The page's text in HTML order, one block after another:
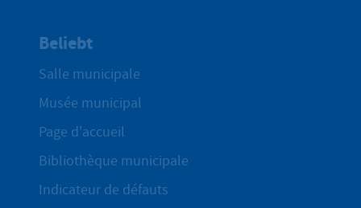
Beliebt
Salle municipale
Musée municipal
Page d'accueil
Bibliothèque municipale
Indicateur de défauts